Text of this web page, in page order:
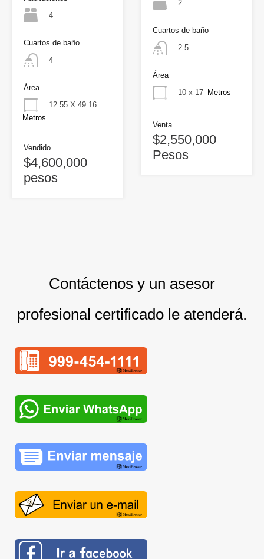
4
Cuartos de baño
4
Área
12.55 X 49.16
Metros
Vendido
$4,600,000
pesos
2
Cuartos de baño
2.5
Área
10 x 17 Metros
Venta
$2,550,000
Pesos
Contáctenos y un asesor
profesional certificado le atenderá.